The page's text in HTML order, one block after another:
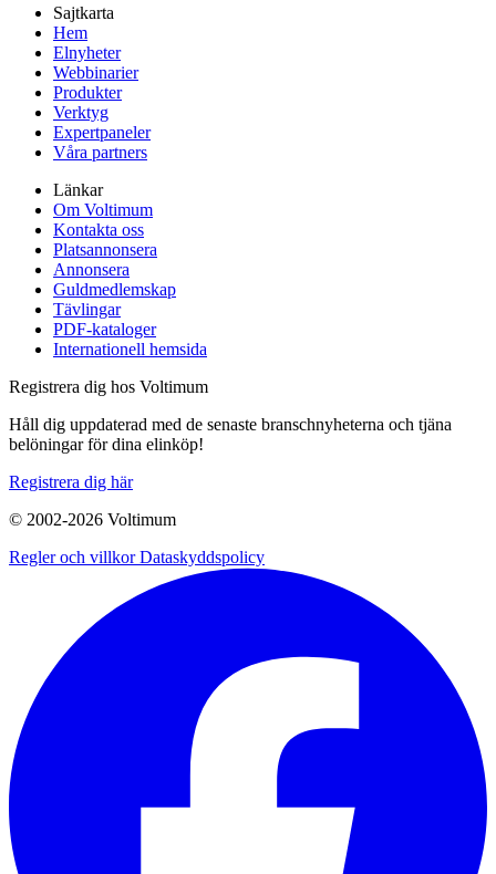
Sajtkarta
Hem
Elnyheter
Webbinarier
Produkter
Verktyg
Expertpaneler
Våra partners
Länkar
Om Voltimum
Kontakta oss
Platsannonsera
Annonsera
Guldmedlemskap
Tävlingar
PDF-kataloger
Internationell hemsida
Registrera dig hos Voltimum
Håll dig uppdaterad med de senaste branschnyheterna och tjäna
belöningar för dina elinköp!
Registrera dig här
© 2002-2026 Voltimum
Regler och villkorDataskyddspolicy